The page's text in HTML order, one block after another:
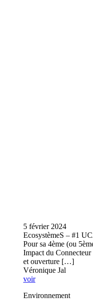
5 février 2024
EcosystèmeS – #1
Pour sa 4ème (ou
Impact du
et ouverture […]
Véronique Jal
voir
Environnement